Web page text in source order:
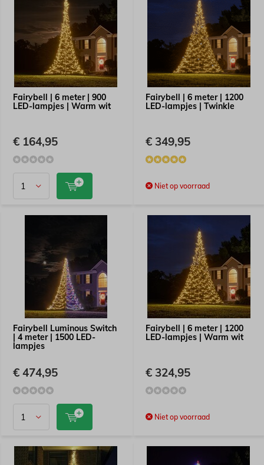
Fairybell | 6 meter | 900
LED-lampjes | Warm wit
€ 164,95
Fairybell | 6 meter | 1200
LED-lampjes | Twinkle
€ 349,95
Niet op voorraad
Fairybell Luminous Switch
| 4 meter | 1500 LED-
lampjes
€ 474,95
Fairybell | 6 meter | 1200
LED-lampjes | Warm wit
€ 324,95
Niet op voorraad